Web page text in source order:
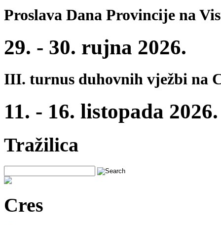
Proslava Dana Provincije na
29. - 30. rujna 2026.
III. turnus duhovnih vježbi na
11. - 16. listopada 2026.
Tražilica
Cres